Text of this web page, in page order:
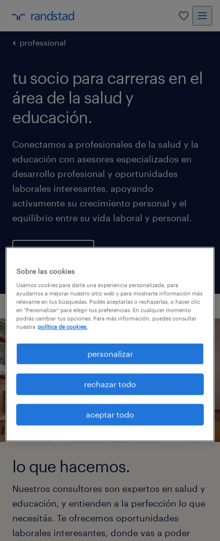
0
professional
tu socio para carreras en el
área de la salud y
educación.
Conectamos a profesionales de la salud y la
educación con asesores especializados en
desarrollo profesional y oportunidades
laborales interesantes, apoyando
activamente su crecimiento personal y el
equilibrio entre su vida laboral y personal.
lo que hacemos.
Nuestros consultores son expertos en salud y
educación, y entienden a la perfección lo que
necesitás. Te ofrecemos oportunidades
laborales interesantes, donde vas a poder
Sobre las cookies
Usamos cookies para darte una experiencia personalizada, para
ayudarnos a mejorar nuestro sitio web y para mostrarte información más
relevante en tus búsquedas. Podés aceptarlas o rechazarlas, o hacer clic
en "Personalizar" para elegir tus preferencias. En cualquier momento
podrás cambiar tus opciones. Para más información, puedes consultar
nuestra política de cookies.
personalizar
rechazar todo
aceptar todo